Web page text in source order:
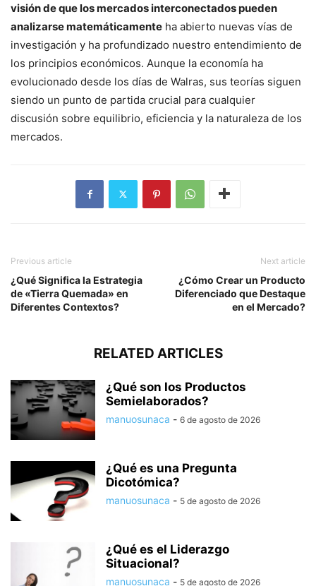
visión de que los mercados interconectados pueden
analizarse matemáticamente ha abierto nuevas vías de
investigación y ha profundizado nuestro entendimiento de
los principios económicos. Aunque la economía ha
evolucionado desde los días de Walras, sus teorías siguen
siendo un punto de partida crucial para cualquier
discusión sobre equilibrio, eficiencia y la naturaleza de los
mercados.
Previous article
¿Qué Significa la Estrategia
de «Tierra Quemada» en
Diferentes Contextos?
Next article
¿Cómo Crear un Producto
Diferenciado que Destaque
en el Mercado?
RELATED ARTICLES
¿Qué son los Productos
Semielaborados?
manuosunaca - 6 de agosto de 2026
¿Qué es una Pregunta
Dicotómica?
manuosunaca - 5 de agosto de 2026
¿Qué es el Liderazgo
Situacional?
manuosunaca - 5 de agosto de 2026